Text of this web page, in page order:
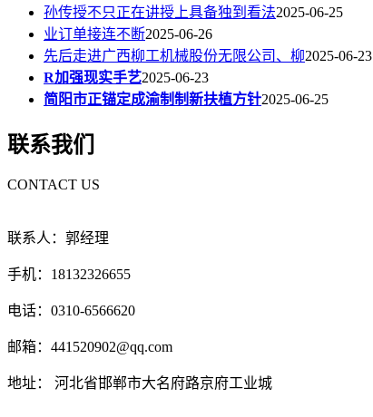
孙传授不只正在讲授上具备独到看法2025-06-25
业订单接连不断2025-06-26
先后走进广西柳工机械股份无限公司、柳2025-06-23
R加强现实手艺2025-06-23
简阳市正锚定成渝制制新扶植方针2025-06-25
联系我们
CONTACT US
联系人：郭经理
手机：18132326655
电话：0310-6566620
邮箱：441520902@qq.com
地址： 河北省邯郸市大名府路京府工业城